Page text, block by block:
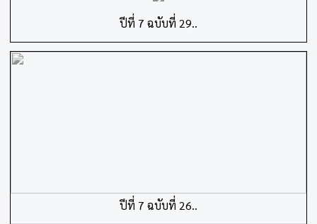
ปีที่ 7 ฉบับที่ 29..
ปีที่ 7 ฉบับที่ 26..